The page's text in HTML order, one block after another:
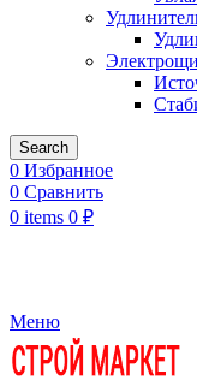
Search
0 Избранное
0 Сравнить
0 items 0 ₽
Меню